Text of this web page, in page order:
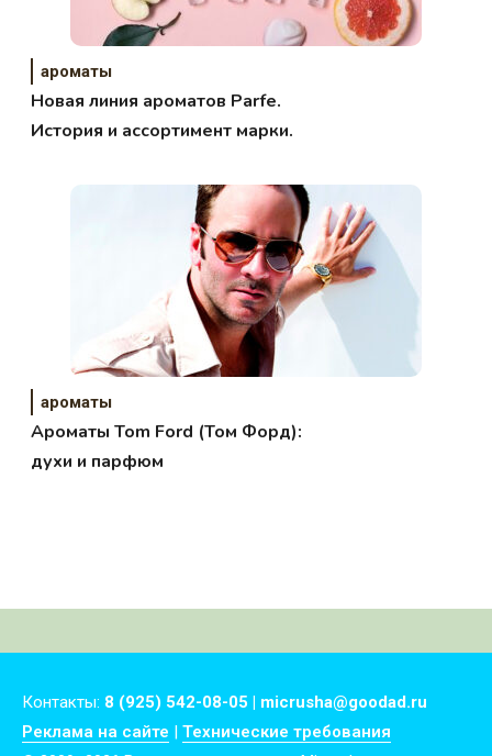
ароматы
Новая линия ароматов Parfe.
История и ассортимент марки.
ароматы
Ароматы Tom Ford (Том Форд):
духи и парфюм
Контакты: 8 (925) 542-08-05 | micrusha@goodad.ru
Реклама на сайте | Технические требования